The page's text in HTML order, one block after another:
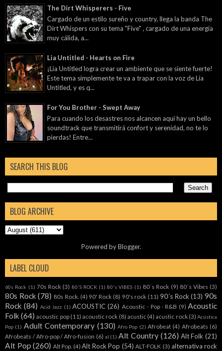
The Dirt Whisperers - Five
Cargado de un estilo sureño y country, llega la banda The
Dirt Whispers con su tema "Five" , cargado de una energía
muy cálida, a...
Lia Untitled - Hearts on Fire
¡Lia Untitled logra crear un ambiente que se siente fuerte!
Este tema simplemente te va a trapar con la voz de Lia
Untitled, y es q...
For You Brother - Swept Away
Para cuando los desastres nos alcancen aquí hay un bello
soundtrack que transmitirá confort y serenidad, no te lo
pierdas! Entre...
SEARCH THIS BLOG
BLOG ARCHIVE
Powered byBlogger.
LABEL CLOUD
60s Rock (1) 70s Rock (3) 80'S ROCK (1) 80's VIBES (1) 80´s Rock (9) 80´s Vibes (3)
80s Rock (78) 80s Rock. (4) 90' Rock (8) 90's rock (11) 90´s Rock (13) 90s
Rock (84) Acid Jazz (1) ACOUSTIC (26) Acoustic - Pop - R&B (9) Acoustic
Folk (64) acoustic pop (11) acoustic rock (8) acustic (4) acustic rock (3) Acústica
Pop (1) Adult Contemporary (130) Afro Pop (2) Afrobeat (4) Afrobeats (6)
Afrobeats / Afro-pop / Afro-fusion (6) al (1) Alt Country (126) Alt Folk (21)
Alt Pop (260) Alt Pop. (4) Alt Rock Pop (54) ALT-FOLK (3) alternativa rock